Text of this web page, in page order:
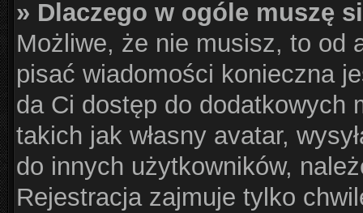
» Dlaczego w ogóle muszę
Możliwe, że nie musisz, to od
pisać wiadomości konieczna
da Ci dostęp do dodatkowych
takich jak własny avatar,
do innych użytkowników,
Rejestracja zajmuje tylko